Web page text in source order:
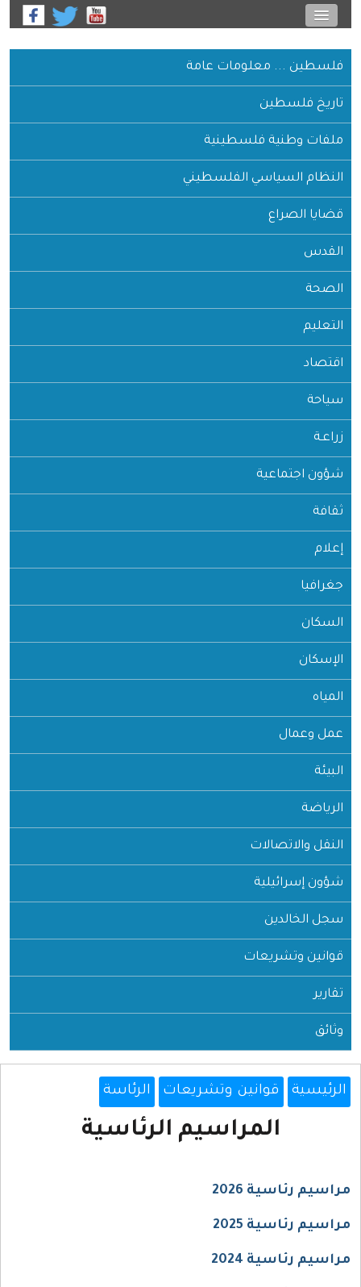
فلسطين ... معلومات عامة
تاريخ فلسطين
ملفات وطنية فلسطينية
النظام السياسي الفلسطيني
قضايا الصراع
القدس
الصحة
التعليم
اقتصاد
سياحة
زراعـة
شؤون اجتماعية
ثقافة
إعلام
جغرافيا
السكان
الإسكان
المياه
عمل وعمال
البيئة
الرياضة
النقل والاتصالات
شؤون إسرائيلية
سجل الخالدين
قوانين وتشريعات
تقارير
وثائق
الرئيسية قوانين وتشريعات الرئاسة
المراسيم الرئاسية
مراسيم رئاسية 2026
مراسيم رئاسية 2025
مراسيم رئاسية 2024